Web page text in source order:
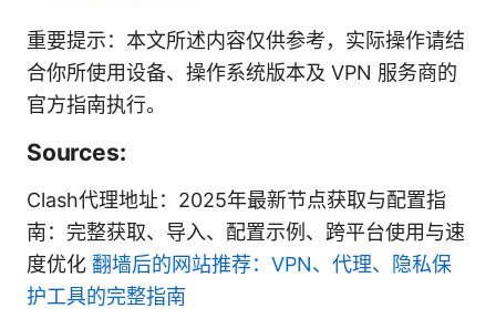
重要提示：本文所述内容仅供参考，实际操作请结
合你所使用设备、操作系统版本及 VPN 服务商的
官方指南执行。
Sources:
Clash代理地址：2025年最新节点获取与配置指
南：完整获取、导入、配置示例、跨平台使用与速
度优化 翻墙后的网站推荐：VPN、代理、隐私保
护工具的完整指南